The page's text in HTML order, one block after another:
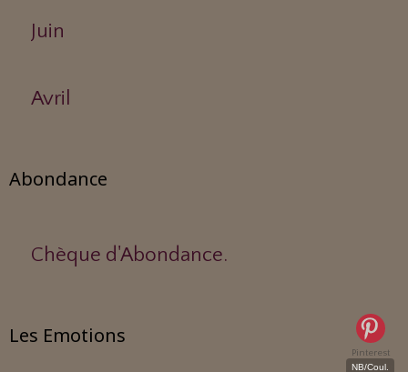
Juin
Avril
Abondance
Chèque d'Abondance.
Les Emotions
Pinterest
NB/Coul.